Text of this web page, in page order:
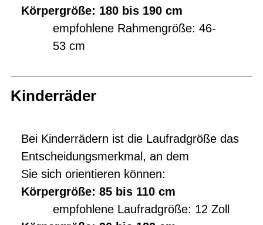
Körpergröße: 180 bis 190 cm
empfohlene Rahmengröße: 46-
53 cm
Kinderräder
Bei Kinderrädern ist die Laufradgröße das
Entscheidungsmerkmal, an dem
Sie sich orientieren können:
Körpergröße: 85 bis 110 cm
empfohlene Laufradgröße: 12 Zoll